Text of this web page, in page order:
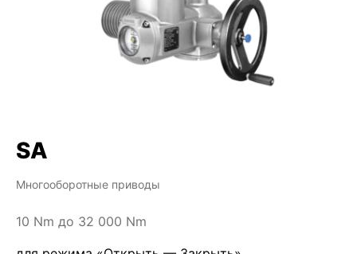
SA
Многооборотные приводы
10 Nm до 32 000 Nm